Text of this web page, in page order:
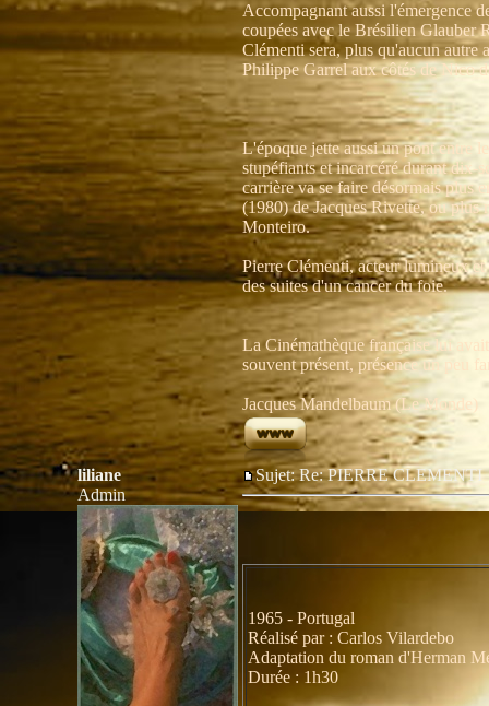
Accompagnant aussi l'émergence
coupées avec le Brésilien Glauber
Clémenti sera, plus qu'aucun autre
Philippe Garrel aux côtés de Nico
L'époque jette aussi un pont entre
stupéfiants et incarcéré durant dix-
carrière va se faire désormais plus
(1980) de Jacques Rivette, ou plus
Monteiro.
Pierre Clémenti, acteur lumineux
des suites d'un cancer du foie.
La Cinémathèque française lui
souvent présent, présence un peu
Jacques Mandelbaum (Le Monde)
liliane
Admin
Sujet: Re: PIERRE
1965 - Portugal
Réalisé par : Carlos Vilardebo
Adaptation du roman d'Herman
Durée : 1h30